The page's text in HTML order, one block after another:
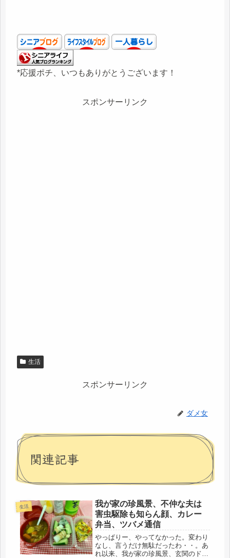
*応援ポチ、いつもありがとうございます！
スポンサーリンク
生活
スポンサーリンク
ダメ女
関連記事
生活
我が家の珍風景、不仲な夫は
害虫駆除も知らん顔、カレー
弁当、ツバメ通信
やっぱりー、やってなかった。変わり
なし、言うだけ無駄だったわ・・。あ
れ以来、我が家の珍風景、玄関のドア